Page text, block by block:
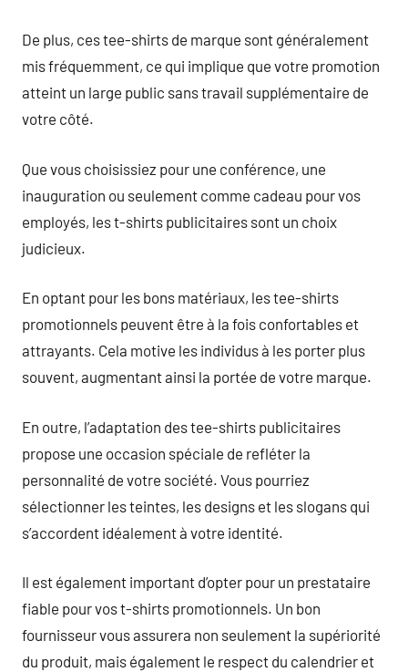
De plus, ces tee-shirts de marque sont généralement
mis fréquemment, ce qui implique que votre promotion
atteint un large public sans travail supplémentaire de
votre côté.
Que vous choisissiez pour une conférence, une
inauguration ou seulement comme cadeau pour vos
employés, les t-shirts publicitaires sont un choix
judicieux.
En optant pour les bons matériaux, les tee-shirts
promotionnels peuvent être à la fois confortables et
attrayants. Cela motive les individus à les porter plus
souvent, augmentant ainsi la portée de votre marque.
En outre, l’adaptation des tee-shirts publicitaires
propose une occasion spéciale de refléter la
personnalité de votre société. Vous pourriez
sélectionner les teintes, les designs et les slogans qui
s’accordent idéalement à votre identité.
Il est également important d’opter pour un prestataire
fiable pour vos t-shirts promotionnels. Un bon
fournisseur vous assurera non seulement la supériorité
du produit, mais également le respect du calendrier et